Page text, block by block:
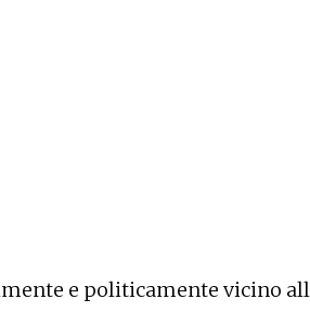
e politicamente vicino